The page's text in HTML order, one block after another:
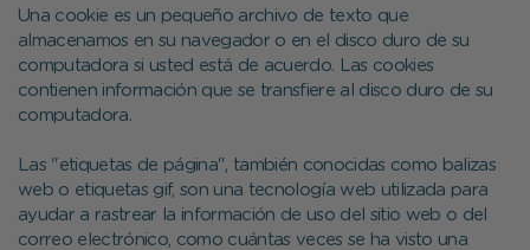
Una cookie es un pequeño archivo de texto que
almacenamos en su navegador o en el disco duro de su
computadora si usted está de acuerdo. Las cookies
contienen información que se transfiere al disco duro de su
computadora.
Las "etiquetas de página", también conocidas como balizas
web o etiquetas gif, son una tecnología web utilizada para
ayudar a rastrear la información de uso del sitio web o del
correo electrónico, como cuántas veces se ha visto una